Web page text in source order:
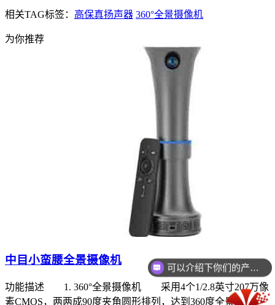
相关TAG标签： 高保真扬声器 360°全景摄像机
为你推荐
中目小蛮腰全景摄像机
功能描述 1. 360°全景摄像机 采用4个1/2.8英寸207万像
素CMOS，两两成90度夹角圆形排列，达到360度全景。
可以介绍下你们的产品么？